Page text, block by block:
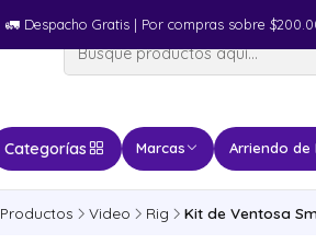
Categorías Marcas Arriendo de
🚛​ Despacho Gratis | Por compras sobre
Productos Video Rig Kit de Ventosa